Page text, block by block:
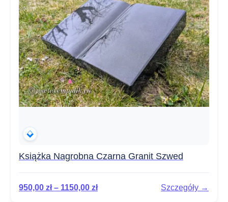
Książka Nagrobna Czarna Granit Szwed
950,00 zł – 1150,00 zł Szczegóły →